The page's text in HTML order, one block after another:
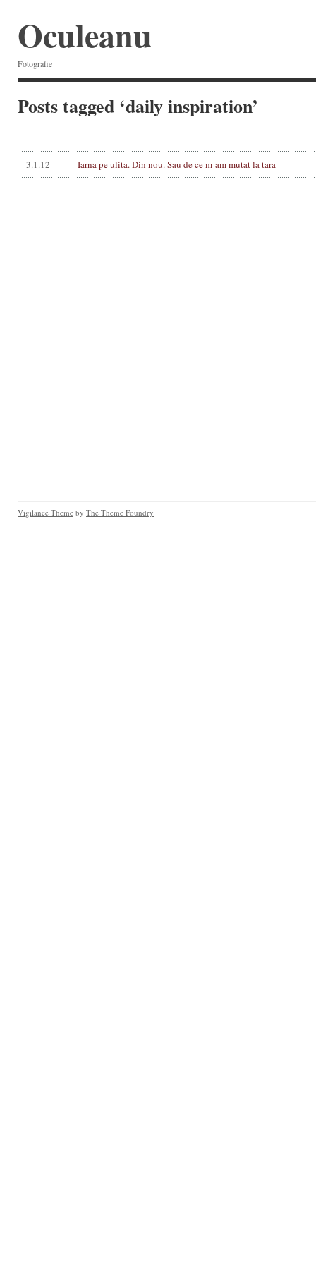
Oculeanu
Fotografie
Posts tagged ‘daily inspiration’
3.1.12 Iarna pe ulita. Din nou. Sau de ce m-am mutat la tara
Vigilance Theme by The Theme Foundry